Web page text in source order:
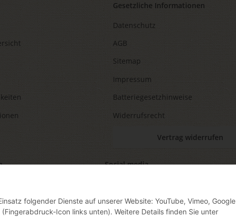
folgender Dienste auf unserer Website: YouTube, Vimeo, Google
Icon links unten). Weitere Details finden Sie unter
Gesetzliche Informationen
Datenschutz
AGB
Sitemap
Impressum
Batteriegesetzhinweise
Widerrufsrecht
Vertrag widerrufen
Social media